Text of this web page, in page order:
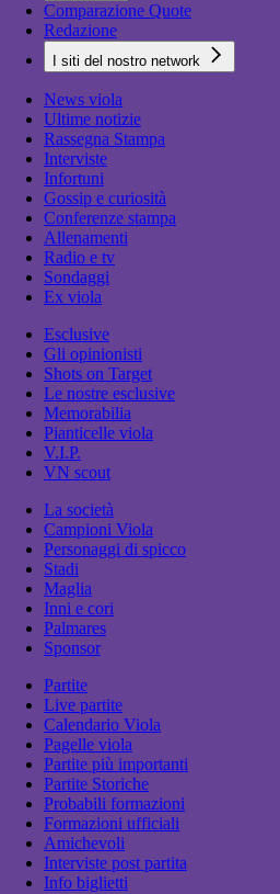
Comparazione Quote
Redazione
I siti del nostro network
News viola
Ultime notizie
Rassegna Stampa
Interviste
Infortuni
Gossip e curiosità
Conferenze stampa
Allenamenti
Radio e tv
Sondaggi
Ex viola
Esclusive
Gli opinionisti
Shots on Target
Le nostre esclusive
Memorabilia
Pianticelle viola
V.I.P.
VN scout
La società
Campioni Viola
Personaggi di spicco
Stadi
Maglia
Inni e cori
Palmares
Sponsor
Partite
Live partite
Calendario Viola
Pagelle viola
Partite più importanti
Partite Storiche
Probabili formazioni
Formazioni ufficiali
Amichevoli
Interviste post partita
Info biglietti